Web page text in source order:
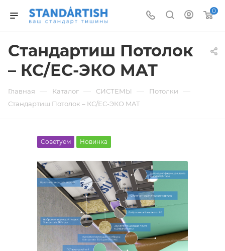
0
Стандартиш Потолок
– КС/ЕС-ЭКО MAT
Главная — Каталог — СИСТЕМЫ — Потолки —
Стандартиш Потолок – КС/ЕС-ЭКО MAT
Советуем Новинка